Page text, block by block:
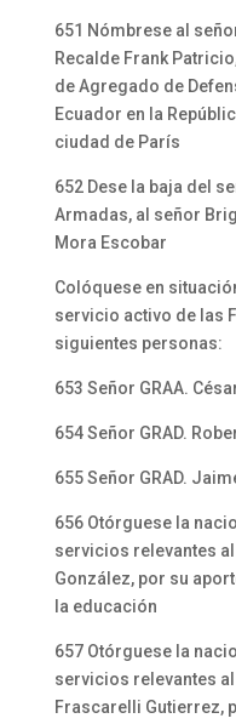
651 Nómbrese al
Recalde Frank
de Agregado de
Ecuador en la
ciudad de París
652 Dese la baja del
Armadas, al señor
Mora Escobar
Colóquese en
servicio activo de las
siguientes personas:
653 Señor GRAA.
654 Señor GRAD.
655 Señor GRAD.
656 Otórguese la
servicios relevantes
González, por su
la educación
657 Otórguese la
servicios relevantes
Frascarelli Gutierrez,